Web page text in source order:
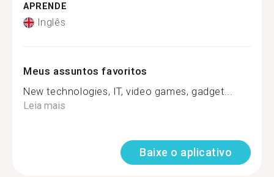
APRENDE
Inglês
Meus assuntos favoritos
New technologies, IT, video games, gadget...
Leia mais
Baixe o aplicativo